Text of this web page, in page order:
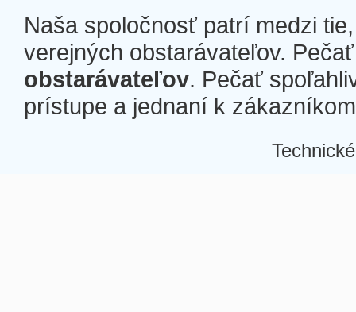
Naša spoločnosť patrí medzi
verejných obstarávateľov.
obstarávateľov. Pečať
prístupe a jednaní k